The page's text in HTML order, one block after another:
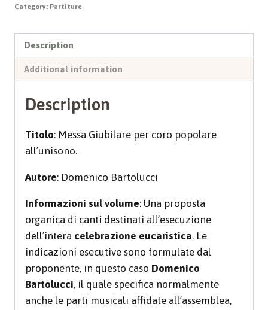
Anno
quantity
Category: Partiture
Description
Additional information
Description
Titolo: Messa Giubilare per coro popolare
all’unisono.
Autore: Domenico Bartolucci
Informazioni sul volume: Una proposta
organica di canti destinati all’esecuzione
dell’intera celebrazione eucaristica. Le
indicazioni esecutive sono formulate dal
proponente, in questo caso Domenico
Bartolucci, il quale specifica normalmente
anche le parti musicali affidate all’assemblea,